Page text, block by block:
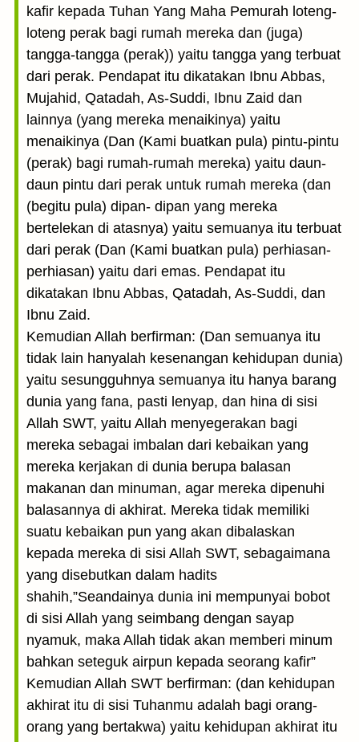
kafir kepada Tuhan Yang Maha Pemurah loteng-
loteng perak bagi rumah mereka dan (juga)
tangga-tangga (perak)) yaitu tangga yang terbuat
dari perak. Pendapat itu dikatakan Ibnu Abbas,
Mujahid, Qatadah, As-Suddi, Ibnu Zaid dan
lainnya (yang mereka menaikinya) yaitu
menaikinya (Dan (Kami buatkan pula) pintu-pintu
(perak) bagi rumah-rumah mereka) yaitu daun-
daun pintu dari perak untuk rumah mereka (dan
(begitu pula) dipan- dipan yang mereka
bertelekan di atasnya) yaitu semuanya itu terbuat
dari perak (Dan (Kami buatkan pula) perhiasan-
perhiasan) yaitu dari emas. Pendapat itu
dikatakan Ibnu Abbas, Qatadah, As-Suddi, dan
Ibnu Zaid.
Kemudian Allah berfirman: (Dan semuanya itu
tidak lain hanyalah kesenangan kehidupan dunia)
yaitu sesungguhnya semuanya itu hanya barang
dunia yang fana, pasti lenyap, dan hina di sisi
Allah SWT, yaitu Allah menyegerakan bagi
mereka sebagai imbalan dari kebaikan yang
mereka kerjakan di dunia berupa balasan
makanan dan minuman, agar mereka dipenuhi
balasannya di akhirat. Mereka tidak memiliki
suatu kebaikan pun yang akan dibalaskan
kepada mereka di sisi Allah SWT, sebagaimana
yang disebutkan dalam hadits
shahih,”Seandainya dunia ini mempunyai bobot
di sisi Allah yang seimbang dengan sayap
nyamuk, maka Allah tidak akan memberi minum
bahkan seteguk airpun kepada seorang kafir”
Kemudian Allah SWT berfirman: (dan kehidupan
akhirat itu di sisi Tuhanmu adalah bagi orang-
orang yang bertakwa) yaitu kehidupan akhirat itu